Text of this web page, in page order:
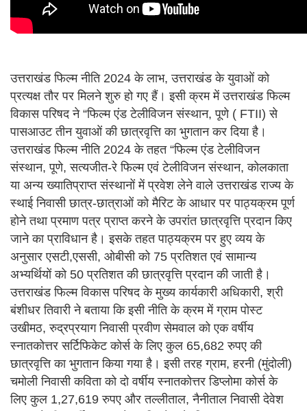
उत्तराखंड फिल्म नीति 2024 के लाभ, उत्तराखंड के युवाओं को
प्रत्यक्ष तौर पर मिलने शुरु हो गए हैं। इसी क्रम में उत्तराखंड फिल्म
विकास परिषद ने “फिल्म एंड टेलीविजन संस्थान, पूणे ( FTII) से
पासआउट तीन युवाओं की छात्रवृत्ति का भुगतान कर दिया है।
उत्तराखंड फिल्म नीति 2024 के तहत “फिल्म एंड टेलीविजन
संस्थान, पूणे, सत्यजीत-रे फिल्म एवं टेलीविजन संस्थान, कोलकाता
या अन्य ख्यातिप्राप्त संस्थानों में प्रवेश लेने वाले उत्तराखंड राज्य के
स्थाई निवासी छात्र-छात्राओं को मैरिट के आधार पर पाठ्यक्रम पूर्ण
होने तथा प्रमाण पत्र प्राप्त करने के उपरांत छात्रवृत्ति प्रदान किए
जाने का प्राविधान है। इसके तहत पाठ्यक्रम पर हुए व्यय के
अनुसार एसटी,एससी, ओबीसी को 75 प्रतिशत एवं सामान्य
अभ्यर्थियों को 50 प्रतिशत की छात्रवृत्ति प्रदान की जाती है।
उत्तराखंड फिल्म विकास परिषद के मुख्य कार्यकारी अधिकारी, श्री
बंशीधर तिवारी ने बताया कि इसी नीति के क्रम में ग्राम पोस्ट
उखीमठ, रुद्रप्रयाग निवासी प्रवीण सेमवाल को एक वर्षीय
स्नातकोत्तर सर्टिफिकेट कोर्स के लिए कुल 65,682 रुपए की
छात्रवृत्ति का भुगतान किया गया है। इसी तरह ग्राम, हरनी (मुंदोली)
चमोली निवासी कविता को दो वर्षीय स्नातकोत्तर डिप्लोमा कोर्स के
लिए कुल 1,27,619 रुपए और तल्लीताल, नैनीताल निवासी देवेश